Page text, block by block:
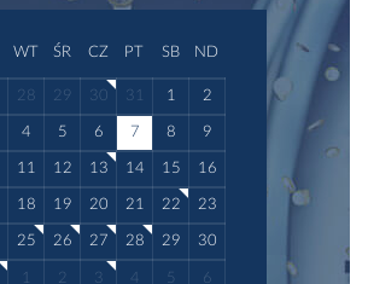
WT ŚR CZ PT SB ND
28 29 30 31 1 2
4 5 6 7 8 9
11 12 13 14 15 16
18 19 20 21 22 23
25 26 27 28 29 30
1 2 3 4 5 6